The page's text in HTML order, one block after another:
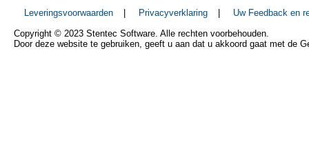
Leveringsvoorwaarden | Privacyverklaring |
Uw Feedback en
Copyright © 2023 Stentec Software. Alle rechten voorbehouden.
Door deze website te gebruiken, geeft u aan dat u akkoord gaat met de